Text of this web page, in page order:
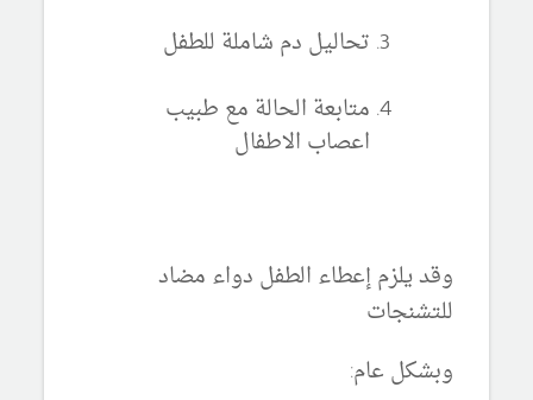
تحاليل دم شاملة للطفل
متابعة الحالة مع طبيب
اعصاب الاطفال
وقد يلزم إعطاء الطفل دواء مضاد
للتشنجات
وبشكل عام: